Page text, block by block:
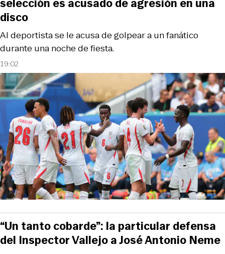
19:02
Al deportista se le acusa de golpear a un fanático
durante una noche de fiesta.
selección es acusado de agresión en una
disco
“Un tanto cobarde”: la particular defensa
del Inspector Vallejo a José Antonio Neme